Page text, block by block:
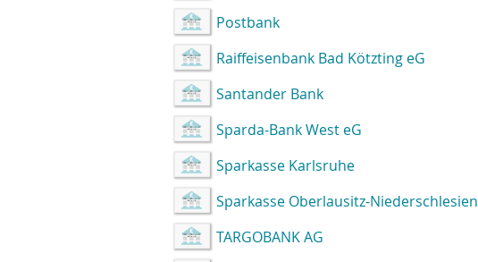
Postbank
Raiffeisenbank Bad Kötzting eG
Santander Bank
Sparda-Bank West eG
Sparkasse Karlsruhe
Sparkasse Oberlausitz-Niederschlesien
TARGOBANK AG